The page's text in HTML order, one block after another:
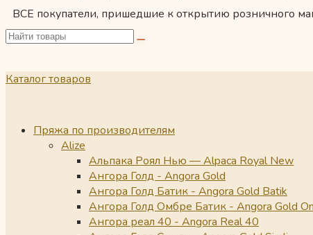
ВСЕ покупатели, пришедшие к открытию розничного
Каталог товаров
Пряжа по производителям
Alize
Альпака Роял Нью — Alpaca Royal New
Ангора Голд - Angora Gold
Ангора Голд Батик - Angora Gold Batik
Ангора Голд Омбре Батик - Angora Gold
Ангора реал 40 - Angora Real 40